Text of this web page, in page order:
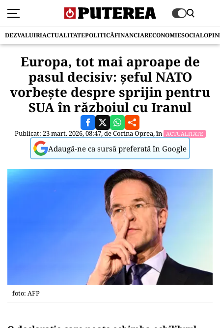
DEZVALUIRIACTUALITATEPOLITICĂFINANCIARECONOMIESOCIAL
Europa, tot mai aproape de
pasul decisiv: șeful NATO
vorbește despre sprijin pentru
SUA în războiul cu Iranul
Publicat: 23 mart. 2026, 08:47, deCorina Oprea, în ACTUALITATE
Adaugă-ne ca sursă preferată în Google
foto: AFP